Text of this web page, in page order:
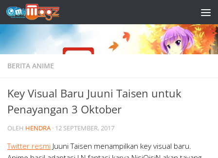
Skip to content
BERITA ANIME
Key Visual Baru Juuni Taisen untuk
Penayangan 3 Oktober
OLEH HENDRA · 12 SEPTEMBER, 2017
Twitter resmi Juuni Taisen menampilkan key visual baru.